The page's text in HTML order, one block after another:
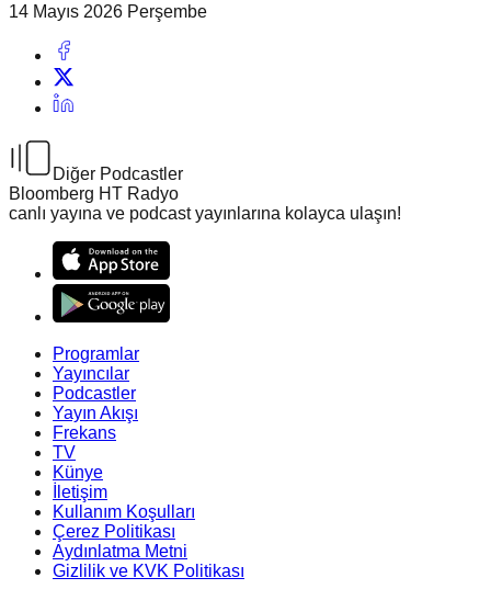
14 Mayıs 2026 Perşembe
Diğer Podcastler
Bloomberg HT Radyo
canlı yayına ve podcast yayınlarına kolayca ulaşın!
Programlar
Yayıncılar
Podcastler
Yayın Akışı
Frekans
TV
Künye
İletişim
Kullanım Koşulları
Çerez Politikası
Aydınlatma Metni
Gizlilik ve KVK Politikası